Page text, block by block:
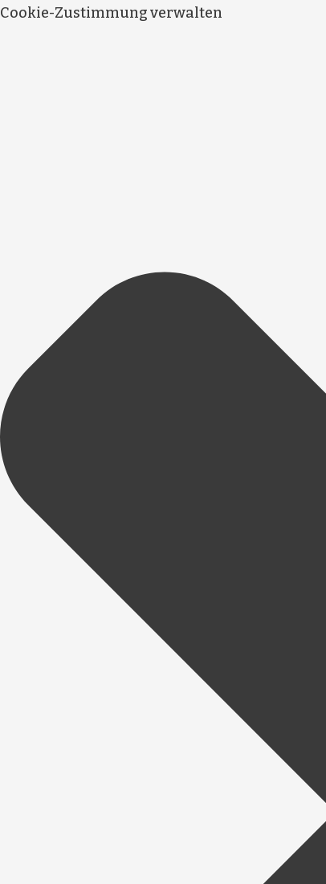
Cookie-Zustimmung verwalten